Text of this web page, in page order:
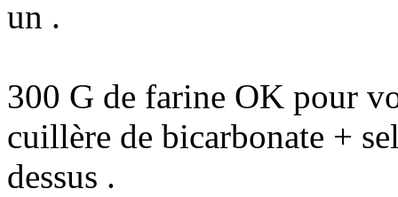
un .
300 G de farine OK pour
cuillère de bicarbonate +
dessus .